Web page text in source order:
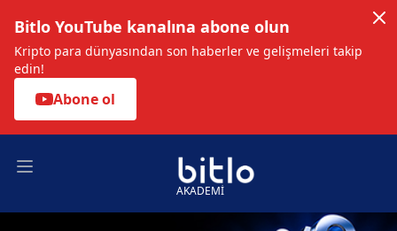
Bitlo YouTube kanalına abone olun
Kripto para dünyasından son haberler ve gelişmeleri takip
edin!
Abone ol
Open main menu
AKADEMİ